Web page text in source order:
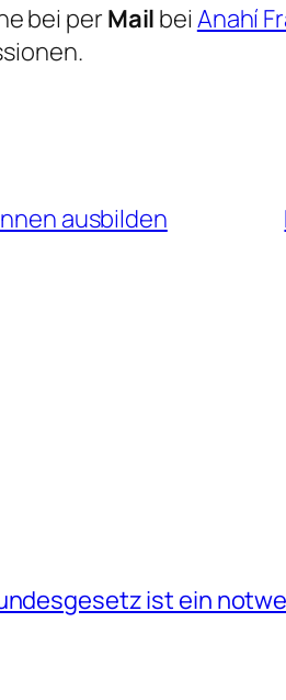
bei per Mail bei Anahí
ausbilden
ist ein